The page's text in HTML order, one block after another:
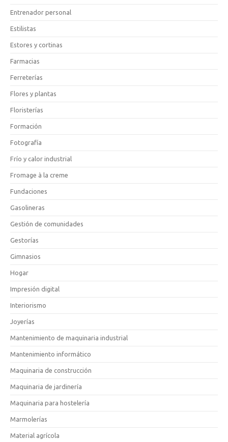
Entrenador personal
Estilistas
Estores y cortinas
Farmacias
Ferreterías
Flores y plantas
Floristerías
Formación
Fotografía
Frío y calor industrial
Fromage à la creme
Fundaciones
Gasolineras
Gestión de comunidades
Gestorías
Gimnasios
Hogar
Impresión digital
Interiorismo
Joyerías
Mantenimiento de maquinaria industrial
Mantenimiento informático
Maquinaria de construcción
Maquinaria de jardinería
Maquinaria para hostelería
Marmolerías
Material agrícola